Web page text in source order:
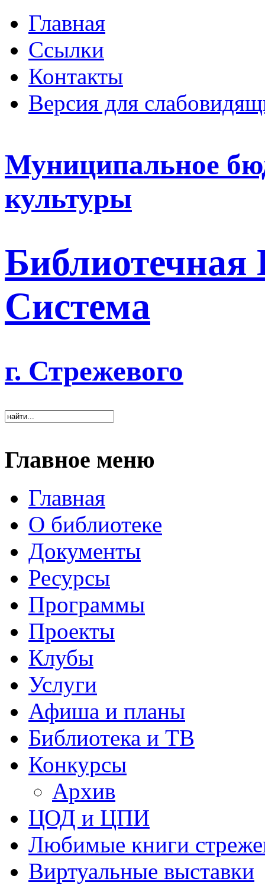
Главная
Ссылки
Контакты
Версия для
Муниципальное
культуры
Система
г. Стрежевого
Главное меню
Главная
О библиотеке
Документы
Ресурсы
Программы
Проекты
Клубы
Услуги
Афиша и планы
Библиотека и ТВ
Конкурсы
Архив
ЦОД и ЦПИ
Любимые книги
Виртуальные выставки